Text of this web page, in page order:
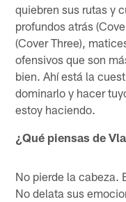
quiebren sus rutas y
profundos atrás
(Cover Three),
ofensivos que son
bien. Ahí está la
dominarlo y hacer
estoy haciendo.
¿Qué piensas de
No pierde la cabeza.
No delata sus